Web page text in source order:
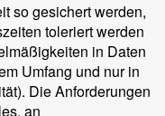
so gesichert werden,
toleriert werden
in Daten
Umfang und nur in
Die Anforderungen
an